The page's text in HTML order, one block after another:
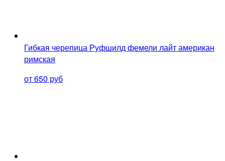
Гибкая черепица Руфшилд фемели лайт американ
римская
от 650 руб